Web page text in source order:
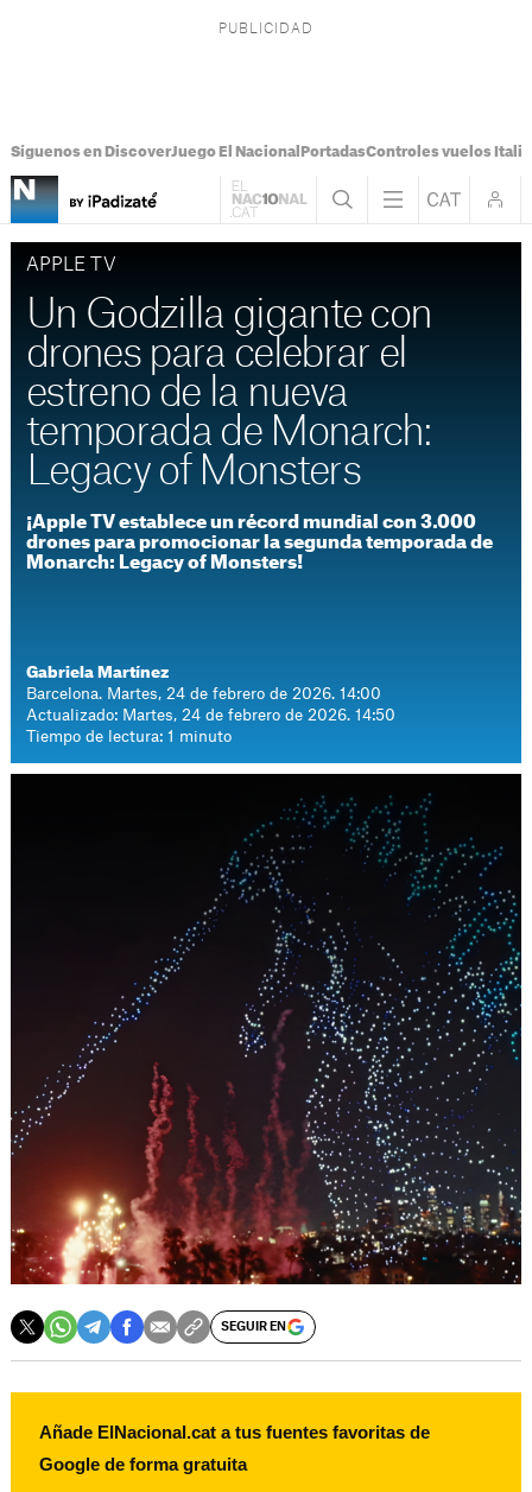
Síguenos en DiscoverJuego El Nacional PortadasControles vuelos Italia
APPLE TV
Un Godzilla gigante con
drones para celebrar el
estreno de la nueva
temporada de Monarch:
Legacy of Monsters
¡Apple TV establece un récord mundial con 3.000
drones para promocionar la segunda temporada de
Monarch: Legacy of Monsters!
Gabriela Martínez
Barcelona. Martes, 24 de febrero de 2026. 14:00
Actualizado: Martes, 24 de febrero de 2026. 14:50
Tiempo de lectura: 1 minuto
SEGUIR EN
Añade ElNacional.cat a tus fuentes favoritas de
Google de forma gratuita